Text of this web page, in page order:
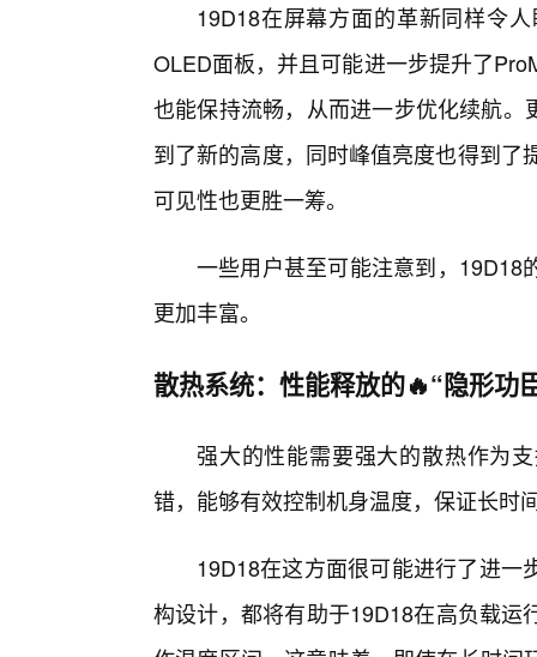
19D18在屏幕方面的革新同样令
OLED面板，并且可能进一步提升了
也能保持流畅，从而进一步优化续航
到了新的高度，同时峰值亮度也得到
可见性也更胜一筹。
一些用户甚至可能注意到，19D18
更加丰富。
散热系统：性能释放的🔥“隐形功
强大的性能需要强大的散热作为
错，能够有效控制机身温度，保证长时
19D18在这方面很可能进行了进一
构设计，都将有助于19D18在高负载